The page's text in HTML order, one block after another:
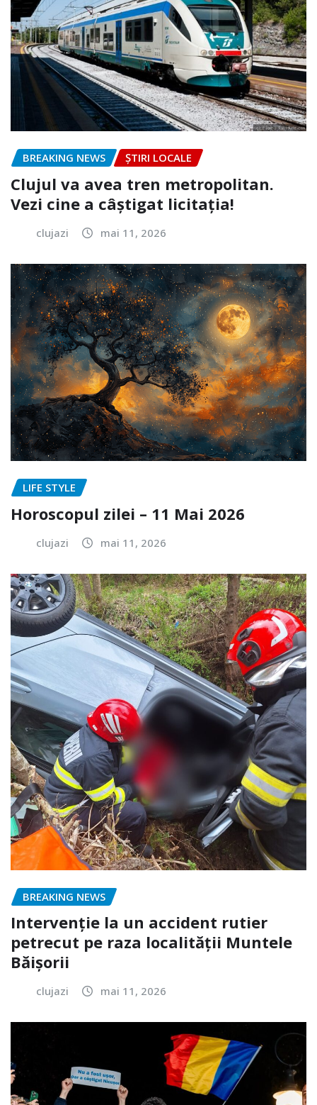
BREAKING NEWS ȘTIRI LOCALE
Clujul va avea tren metropolitan.
Vezi cine a câștigat licitația!
clujazi mai 11, 2026
LIFE STYLE
Horoscopul zilei – 11 Mai 2026
clujazi mai 11, 2026
BREAKING NEWS
Intervenție la un accident rutier
petrecut pe raza localității Muntele
Băișorii
clujazi mai 11, 2026